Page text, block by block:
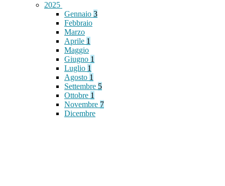
2025
Gennaio 3
Febbraio
Marzo
Aprile 1
Maggio
Giugno 1
Luglio 1
Agosto 1
Settembre 5
Ottobre 1
Novembre 7
Dicembre